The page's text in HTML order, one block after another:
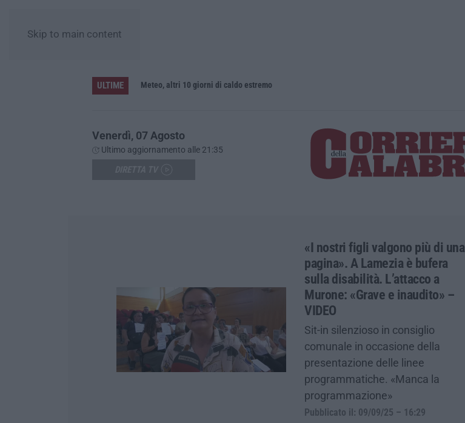
Skip to main content
ULTIME Meteo, altri 10 giorni di caldo estremo
Venerdì, 07 Agosto
Ultimo aggiornamento alle 21:35
«I nostri figli valgono più di una
pagina». A Lamezia è bufera
sulla disabilità. L’attacco a
Murone: «Grave e inaudito» –
VIDEO
Sit-in silenzioso in consiglio
comunale in occasione della
presentazione delle linee
programmatiche. «Manca la
programmazione»
Pubblicato il: 09/09/25 – 16:29